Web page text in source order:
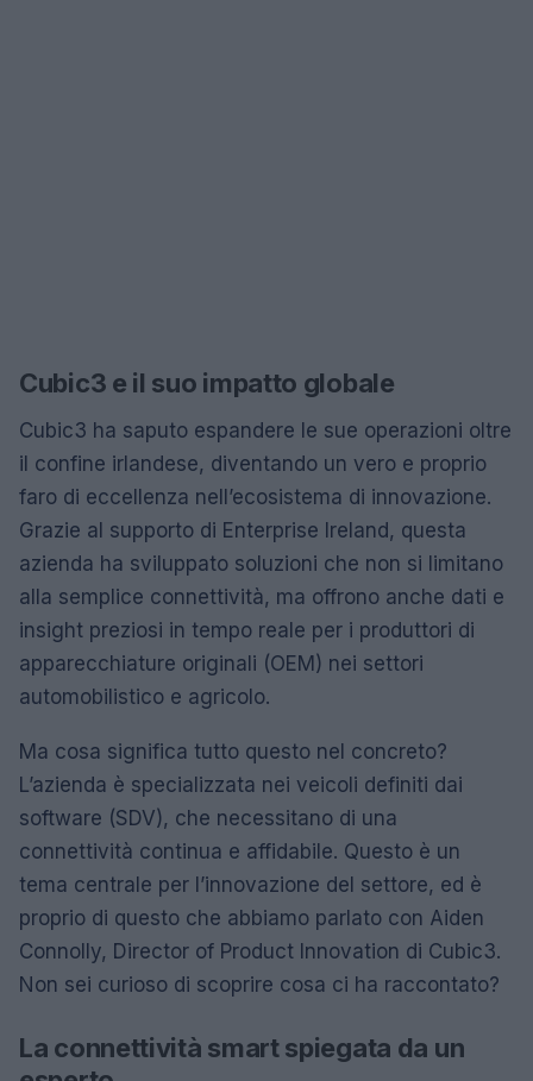
Cubic3 e il suo impatto globale
Cubic3 ha saputo espandere le sue operazioni oltre
il confine irlandese, diventando un vero e proprio
faro di eccellenza nell’ecosistema di innovazione.
Grazie al supporto di Enterprise Ireland, questa
azienda ha sviluppato soluzioni che non si limitano
alla semplice connettività, ma offrono anche dati e
insight preziosi in tempo reale per i produttori di
apparecchiature originali (OEM) nei settori
automobilistico e agricolo.
Ma cosa significa tutto questo nel concreto?
L’azienda è specializzata nei veicoli definiti dai
software (SDV), che necessitano di una
connettività continua e affidabile. Questo è un
tema centrale per l’innovazione del settore, ed è
proprio di questo che abbiamo parlato con Aiden
Connolly, Director of Product Innovation di Cubic3.
Non sei curioso di scoprire cosa ci ha raccontato?
La connettività smart spiegata da un